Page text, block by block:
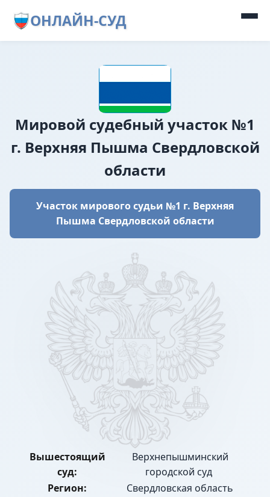
ОНЛАЙН-СУД
Мировой судебный участок №1
г. Верхняя Пышма Свердловской
области
Участок мирового судьи №1 г. Верхняя
Пышма Свердловской области
Вышестоящий
суд:
Верхнепышминский
городской суд
Регион:
Свердловская область